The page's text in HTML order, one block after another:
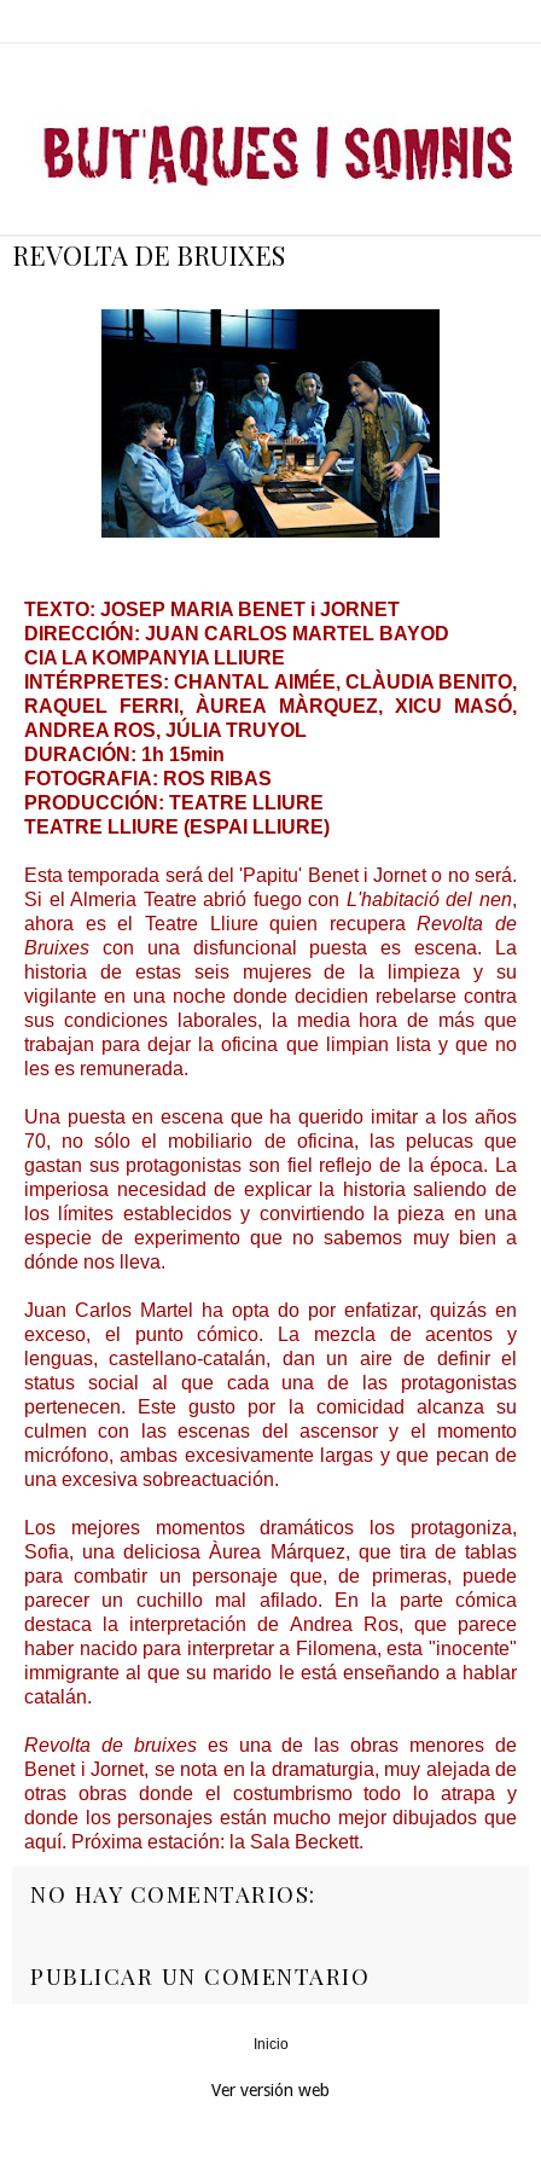
REVOLTA DE BRUIXES
TEXTO: JOSEP MARIA BENET i JORNET
DIRECCIÓN: JUAN CARLOS MARTEL BAYOD
CIA LA KOMPANYIA LLIURE
INTÉRPRETES: CHANTAL AIMÉE, CLÀUDIA BENITO,
RAQUEL FERRI, ÀUREA MÀRQUEZ, XICU MASÓ,
ANDREA ROS, JÚLIA TRUYOL
DURACIÓN: 1h 15min
FOTOGRAFIA: ROS RIBAS
PRODUCCIÓN: TEATRE LLIURE
TEATRE LLIURE (ESPAI LLIURE)
Esta temporada será del 'Papitu' Benet i Jornet o no será.
Si el Almeria Teatre abrió fuego con L'habitació del nen,
ahora es el Teatre Lliure quien recuperaRevolta de
Bruixes con una disfuncional puesta es escena. La
historia de estas seis mujeres de la limpieza y su
vigilante en una noche donde decidien rebelarse contra
sus condiciones laborales, la media hora de más que
trabajan para dejar la oficina que limpian lista y que no
les es remunerada.
Una puesta en escena que ha querido imitar a los años
70, no sólo el mobiliario de oficina, las pelucas que
gastan sus protagonistas son fiel reflejo de la época. La
imperiosa necesidad de explicar la historia saliendo de
los límites establecidos y convirtiendo la pieza en una
especie de experimento que no sabemos muy bien a
dónde nos lleva.
Juan Carlos Martel ha opta do por enfatizar, quizás en
exceso, el punto cómico. La mezcla de acentos y
lenguas, castellano-catalán, dan un aire de definir el
status social al que cada una de las protagonistas
pertenecen. Este gusto por la comicidad alcanza su
culmen con las escenas del ascensor y el momento
micrófono, ambas excesivamente largas y que pecan de
una excesiva sobreactuación.
Los mejores momentos dramáticos los protagoniza,
Sofia, una deliciosa Àurea Márquez, que tira de tablas
para combatir un personaje que, de primeras, puede
parecer un cuchillo mal afilado. En la parte cómica
destaca la interpretación de Andrea Ros, que parece
haber nacido para interpretar a Filomena, esta "inocente"
immigrante al que su marido le está enseñando a hablar
catalán.
Revolta de bruixeses una de las obras menores de
Benet i Jornet, se nota en la dramaturgia, muy alejada de
otras obras donde el costumbrismo todo lo atrapa y
donde los personajes están mucho mejor dibujados que
aquí. Próxima estación: la Sala Beckett.
NO HAY COMENTARIOS:
PUBLICAR UN COMENTARIO
Inicio
Ver versión web